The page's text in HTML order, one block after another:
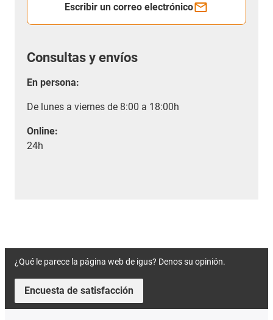
Escribir un correo electrónico
Consultas y envíos
En persona:
De lunes a viernes de 8:00 a 18:00h
Online:
24h
¿Qué le parece la página web de igus? Denos su opinión.
Encuesta de satisfacción